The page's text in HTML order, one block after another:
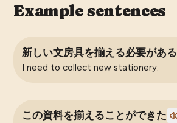
Example sentences
新しい文房具を揃える必要がある
I need to collect new stationery.
この資料を揃えることができた